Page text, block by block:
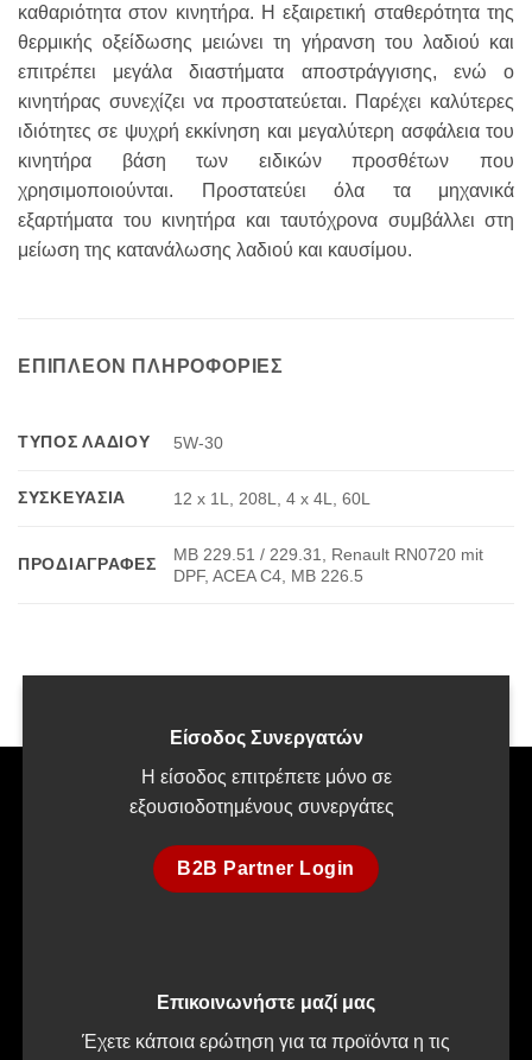
καθαριότητα στον κινητήρα. Η εξαιρετική σταθερότητα της
θερμικής οξείδωσης μειώνει τη γήρανση του λαδιού και
επιτρέπει μεγάλα διαστήματα αποστράγγισης, ενώ ο
κινητήρας συνεχίζει να προστατεύεται. Παρέχει καλύτερες
ιδιότητες σε ψυχρή εκκίνηση και μεγαλύτερη ασφάλεια του
κινητήρα βάση των ειδικών προσθέτων που
χρησιμοποιούνται. Προστατεύει όλα τα μηχανικά
εξαρτήματα του κινητήρα και ταυτόχρονα συμβάλλει στη
μείωση της κατανάλωσης λαδιού και καυσίμου.
ΕΠΙΠΛΈΟΝ ΠΛΗΡΟΦΟΡΊΕΣ
ΤΎΠΟΣ ΛΑΔΙΟΎ 5W-30
ΣΥΣΚΕΥΑΣΊΑ 12 x 1L, 208L, 4 x 4L, 60L
ΠΡΟΔΙΑΓΡΑΦΈΣ
MB 229.51 / 229.31, Renault RN0720 mit
DPF, ACEA C4, MB 226.5
Είσοδος Συνεργατών
Η είσοδος επιτρέπετε μόνο σε
εξουσιοδοτημένους συνεργάτες
B2B Partner Login
Επικοινωνήστε μαζί μας
Έχετε κάποια ερώτηση για τα προϊόντα η τις